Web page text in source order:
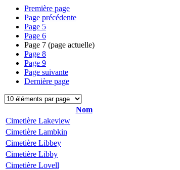
Première page
Page précédente
Page 5
Page 6
Page 7 (page actuelle)
Page 8
Page 9
Page suivante
Dernière page
Nom
Cimetière Lakeview
Cimetière Lambkin
Cimetière Libbey
Cimetière Libby
Cimetière Lovell